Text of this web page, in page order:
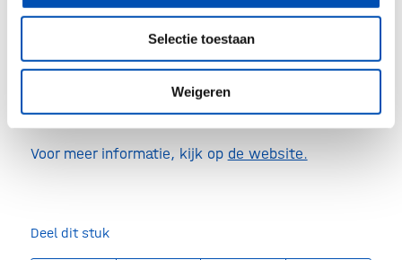
Selectie toestaan
Weigeren
HR-verantwoordelijken en financieel managers
van mkb-ondernemingen die nog geen
pensioenregeling hebben. Ook andere
geïnteresseerden zijn van harte welkom om dit
webinar bij te wonen.
Voor meer informatie, kijk op de website.
Deel dit stuk